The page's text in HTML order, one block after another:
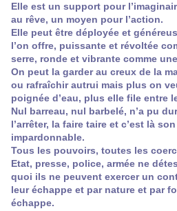
Elle est un support pour
au rêve, un moyen pour l’action.
Elle peut être déployée et
l’on offre, puissante et révoltée
serre, ronde et vibrante comme
On peut la garder au creux de la
ou rafraîchir autrui mais plus on
poignée d’eau, plus elle file entre
Nul barreau, nul barbelé, n’a pu
l’arrêter, la faire taire et c’est là
impardonnable.
Tous les pouvoirs, toutes les
Etat, presse, police, armée ne
quoi ils ne peuvent exercer un
leur échappe et par nature et par
échappe.